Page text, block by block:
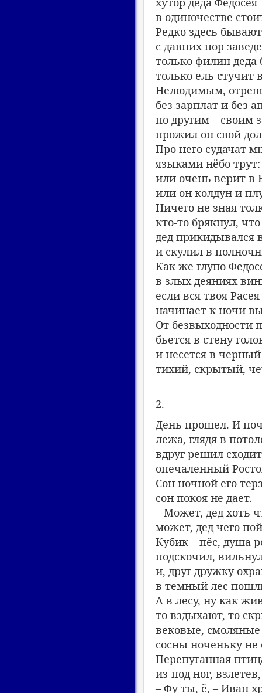
в одиночестве
Редко здесь
с давних пор
только филин деда
только ель стучит
Нелюдимым,
без зарплат и без
по другим – своим
прожил он свой
Про него судачат
языками нёбо трут:
или очень верит в
или он колдун и
Ничего не зная
кто-то брякнул,
дед прикидывался
и скулил в
Как же глупо
в злых деяниях
если вся твоя Расея
начинает к ночи
От безвыходности
бьется в стену
и несется в
тихий, скрытый,
2.
День прошел. И
лежа, глядя в
вдруг решил
опечаленный
Сон ночной его
сон покоя не дает.
– Может, дед хоть
может, дед чего
Кубик – пёс, душа
подскочил,
и, друг дружку
в темный лес
А в лесу, ну как
то вздыхают, то
вековые, смоляные
сосны ноченьку не
Перепуганная
из-под ног,
– Фу ты, ё, – Иван